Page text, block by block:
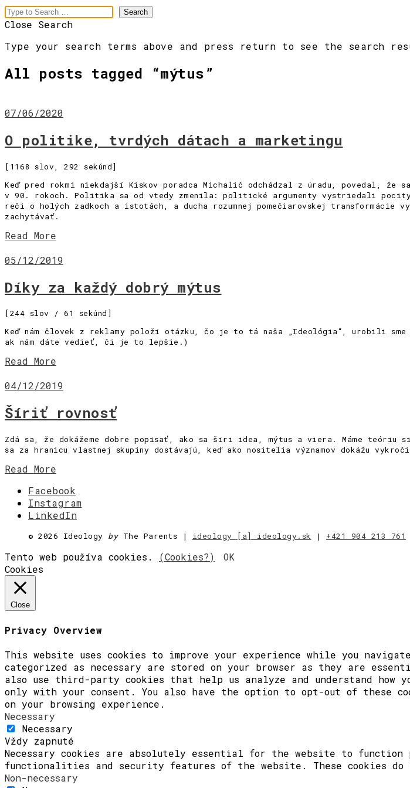
Close Search
Type your search terms above and press return to see the search
meaningful
branding
Menu
[Pre vás]
[Obrazy]
[O nás]
All posts tagged “mýtus”
07/06/2020
O politike, tvrdých dátach a marketingu
[1168 slov, 292 sekúnd]
Keď pred rokmi niekdajší Kiskov poradca Michalič odchádzal z úradu, povedal, že
v 90. rokoch. Politika sa od vtedy zmenila: politické argumenty vystriedali
reči o holých zadkoch a istotách, a ducha rozumnej pomečiarovskej
zachytávať.
Read More
05/12/2019
Díky za každý dobrý mýtus
[244 slov / 61 sekúnd]
Keď nám človek z reklamy položí otázku, čo je to tá naša „Ideológia“, urobili sme
ak nám dáte vedieť, či je to lepšie.)
Read More
04/12/2019
Šíriť rovnosť
Zdá sa, že dokážeme dobre popísať, ako sa šíri idea, mýtus a viera. Máme
sa za hranicu vlastnej skupiny dostávajú, keď ako nositelia významov dokážu
Read More
Facebook
Instagram
LinkedIn
© 2026 Ideology byThe Parents | ideology [a] ideology.sk | +421 904 213 761
Tento web používa cookies. (Cookies?)
OK
Cookies
Close
Privacy Overview
This website uses cookies to improve your experience while you
categorized as necessary are stored on your browser as they are
also use third-party cookies that help us analyze and understand
only with your consent. You also have the option to opt-out of these
on your browsing experience.
Necessary
Necessary
Vždy zapnuté
Necessary cookies are absolutely essential for the website to
functionalities and security features of the website. These cookies do
Non-necessary